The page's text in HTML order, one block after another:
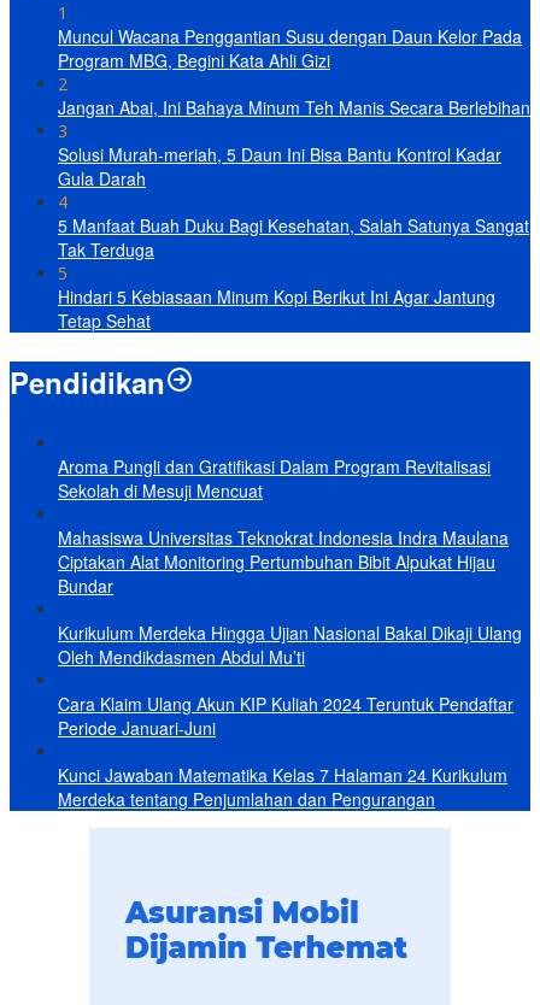
1
Muncul Wacana Penggantian Susu dengan Daun Kelor Pada
Program MBG, Begini Kata Ahli Gizi
2
Jangan Abai, Ini Bahaya Minum Teh Manis Secara Berlebihan
3
Solusi Murah-meriah, 5 Daun Ini Bisa Bantu Kontrol Kadar
Gula Darah
4
5 Manfaat Buah Duku Bagi Kesehatan, Salah Satunya Sangat
Tak Terduga
5
Hindari 5 Kebiasaan Minum Kopi Berikut Ini Agar Jantung
Tetap Sehat
Pendidikan
Aroma Pungli dan Gratifikasi Dalam Program Revitalisasi
Sekolah di Mesuji Mencuat
Mahasiswa Universitas Teknokrat Indonesia Indra Maulana
Ciptakan Alat Monitoring Pertumbuhan Bibit Alpukat Hijau
Bundar
Kurikulum Merdeka Hingga Ujian Nasional Bakal Dikaji Ulang
Oleh Mendikdasmen Abdul Mu’ti
Cara Klaim Ulang Akun KIP Kuliah 2024 Teruntuk Pendaftar
Periode Januari-Juni
Kunci Jawaban Matematika Kelas 7 Halaman 24 Kurikulum
Merdeka tentang Penjumlahan dan Pengurangan